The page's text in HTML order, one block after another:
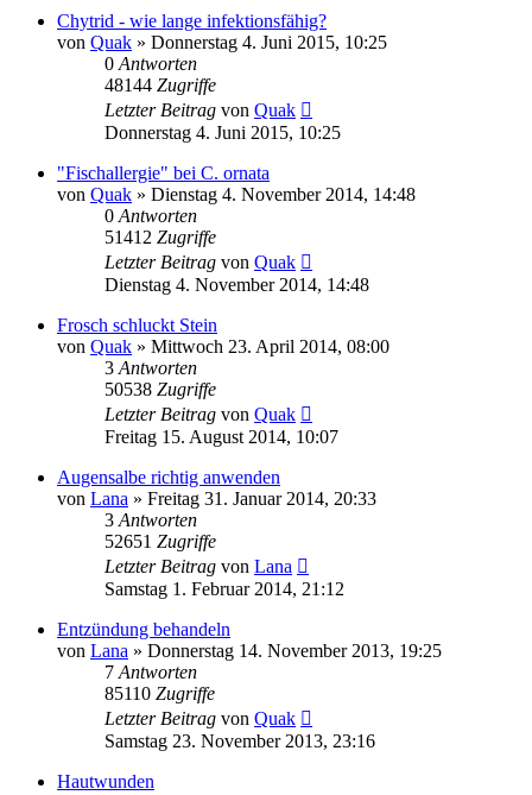
Chytrid - wie lange infektionsfähig?
von Quak » Donnerstag 4. Juni 2015, 10:25
0 Antworten
48144 Zugriffe
Letzter Beitrag von Quak
Donnerstag 4. Juni 2015, 10:25
"Fischallergie" bei C. ornata
von Quak » Dienstag 4. November 2014, 14:48
0 Antworten
51412 Zugriffe
Letzter Beitrag von Quak
Dienstag 4. November 2014, 14:48
Frosch schluckt Stein
von Quak » Mittwoch 23. April 2014, 08:00
3 Antworten
50538 Zugriffe
Letzter Beitrag von Quak
Freitag 15. August 2014, 10:07
Augensalbe richtig anwenden
von Lana » Freitag 31. Januar 2014, 20:33
3 Antworten
52651 Zugriffe
Letzter Beitrag von Lana
Samstag 1. Februar 2014, 21:12
Entzündung behandeln
von Lana » Donnerstag 14. November 2013, 19:25
7 Antworten
85110 Zugriffe
Letzter Beitrag von Quak
Samstag 23. November 2013, 23:16
Hautwunden